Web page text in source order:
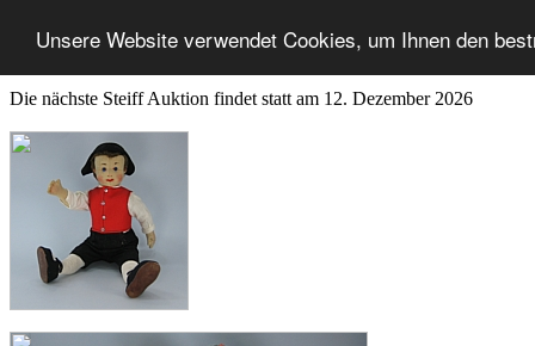
Unsere Website verwendet Cookies, um Ihnen den
Die nächste Steiff Auktion findet statt am 12. Dezember 2026